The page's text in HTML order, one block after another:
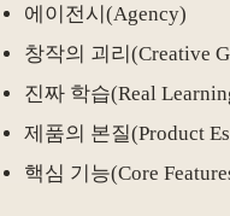
에이전시(Agency)
창작의 괴리(Creative
진짜 학습(Real
제품의 본질(Product
핵심 기능(Core